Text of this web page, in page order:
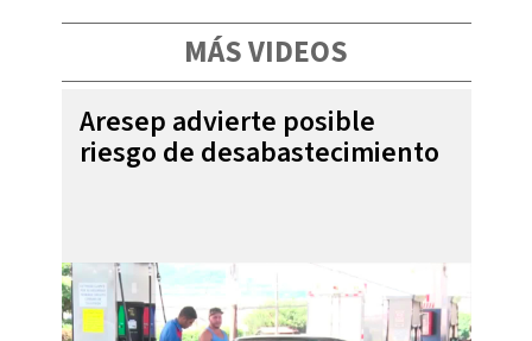
MÁS VIDEOS
Aresep advierte posible
riesgo de desabastecimiento